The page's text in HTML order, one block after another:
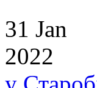
31 Jan
2022